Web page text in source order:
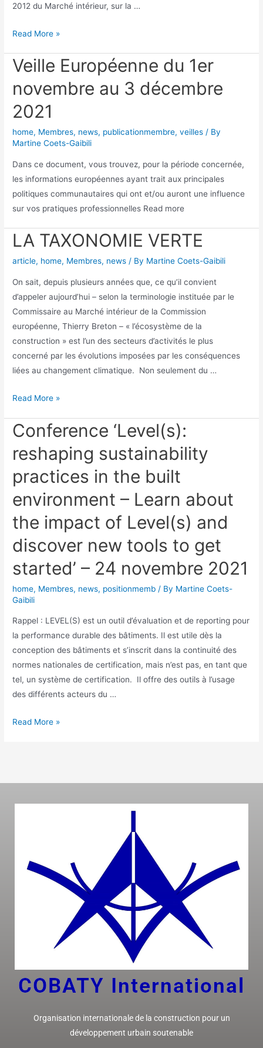
2012 du Marché intérieur, sur la …
Read More »
Veille Européenne du 1er
novembre au 3 décembre
2021
home, Membres, news, publicationmembre,veilles / By
Martine Coets-Gaibili
Dans ce document, vous trouvez, pour la période concernée,
les informations européennes ayant trait aux principales
politiques communautaires qui ont et/ou auront une influence
sur vos pratiques professionnelles Read more
LA TAXONOMIE VERTE
article, home, Membres, news / By Martine Coets-Gaibili
On sait, depuis plusieurs années que, ce qu’il convient
d’appeler aujourd’hui – selon la terminologie instituée par le
Commissaire au Marché intérieur de la Commission
européenne, Thierry Breton – « l’écosystème de la
construction » est l’un des secteurs d’activités le plus
concerné par les évolutions imposées par les conséquences
liées au changement climatique. Non seulement du …
Read More »
Conference ‘Level(s):
reshaping sustainability
practices in the built
environment – Learn about
the impact of Level(s) and
discover new tools to get
started’ – 24 novembre 2021
home, Membres, news, positionmemb / By Martine Coets-
Gaibili
Rappel : LEVEL(S) est un outil d’évaluation et de reporting pour
la performance durable des bâtiments. Il est utile dès la
conception des bâtiments et s’inscrit dans la continuité des
normes nationales de certification, mais n’est pas, en tant que
tel, un système de certification. Il offre des outils à l’usage
des différents acteurs du …
Read More »
COBATY International
Organisation internationale de la construction pour un
développement urbain soutenable